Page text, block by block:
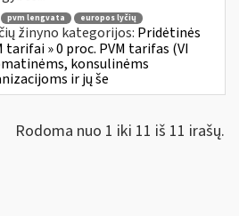
pvm lengvata
europos lyčių
žinyno kategorijos: Pridėtinės
tarifai » 0 proc. PVM tarifas (VI
konsulinėms
ir jų še
Rodoma nuo 1 iki 11 iš 11 irašų.